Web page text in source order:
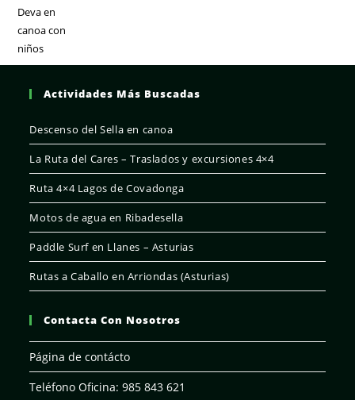
Actividades Más Buscadas
Descenso del Sella en canoa
La Ruta del Cares – Traslados y excursiones 4×4
Ruta 4×4 Lagos de Covadonga
Motos de agua en Ribadesella
Paddle Surf en Llanes – Asturias
Rutas a Caballo en Arriondas (Asturias)
Contacta Con Nosotros
Página de contácto
Teléfono Oficina: 985 843 621